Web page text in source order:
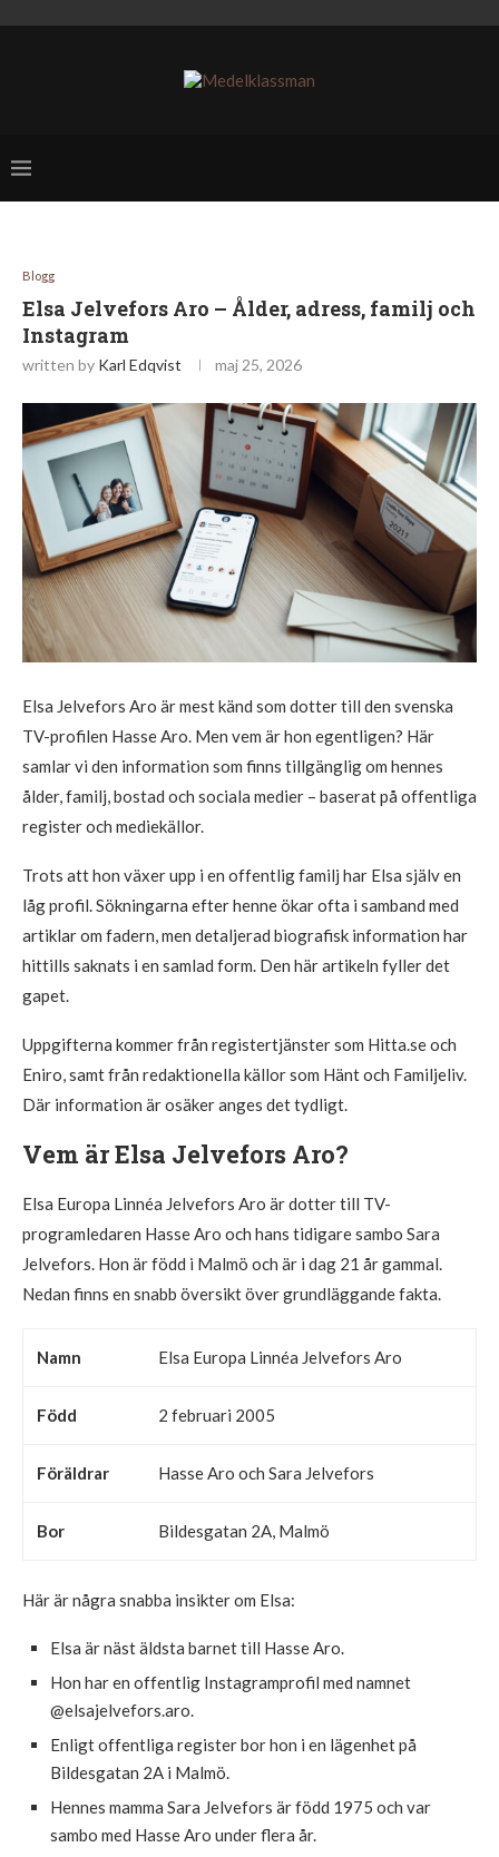
Blogg
Elsa Jelvefors Aro – Ålder, adress, familj och
Instagram
written by Karl Edqvist maj 25, 2026
Elsa Jelvefors Aro är mest känd som dotter till den svenska
TV-profilen Hasse Aro. Men vem är hon egentligen? Här
samlar vi den information som finns tillgänglig om hennes
ålder, familj, bostad och sociala medier – baserat på offentliga
register och mediekällor.
Trots att hon växer upp i en offentlig familj har Elsa själv en
låg profil. Sökningarna efter henne ökar ofta i samband med
artiklar om fadern, men detaljerad biografisk information har
hittills saknats i en samlad form. Den här artikeln fyller det
gapet.
Uppgifterna kommer från registertjänster som Hitta.se och
Eniro, samt från redaktionella källor som Hänt och Familjeliv.
Där information är osäker anges det tydligt.
Vem är Elsa Jelvefors Aro?
Elsa Europa Linnéa Jelvefors Aro är dotter till TV-
programledaren Hasse Aro och hans tidigare sambo Sara
Jelvefors. Hon är född i Malmö och är i dag 21 år gammal.
Nedan finns en snabb översikt över grundläggande fakta.
Namn Elsa Europa Linnéa Jelvefors Aro
Född 2 februari 2005
Föräldrar Hasse Aro och Sara Jelvefors
Bor Bildesgatan 2A, Malmö
Här är några snabba insikter om Elsa:
Elsa är näst äldsta barnet till Hasse Aro.
Hon har en offentlig Instagramprofil med namnet
@elsajelvefors.aro.
Enligt offentliga register bor hon i en lägenhet på
Bildesgatan 2A i Malmö.
Hennes mamma Sara Jelvefors är född 1975 och var
sambo med Hasse Aro under flera år.